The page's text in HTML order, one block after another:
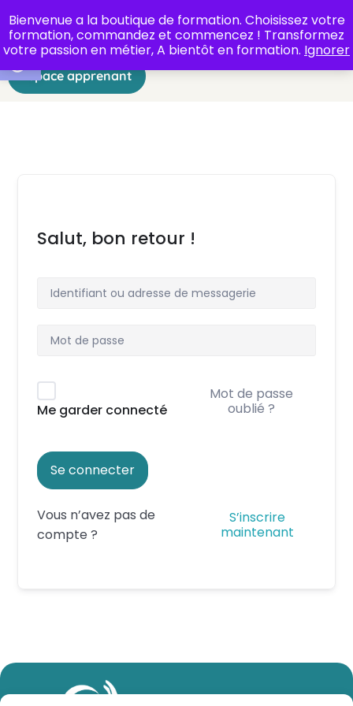
Ouvrir la barre d’outils
Bienvenue a la boutique de formation. Choisissez votre
formation, commandez et commencez ! Transformez
votre passion en métier, A bientôt en formation. Ignorer
Espace apprenant
Salut, bon retour !
Me garder connecté
Mot de passe
oublié ?
Se connecter
Vous n’avez pas de
compte ?
S’inscrire
maintenant